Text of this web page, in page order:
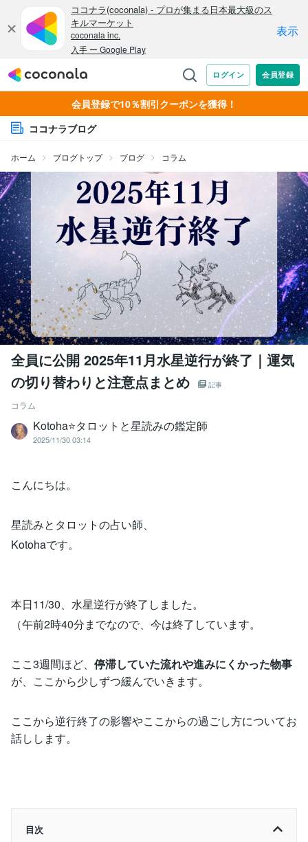
会員登録で10％割引クーポンを獲得！
ココナラブログ
ホーム ブログトップ ブログ コラム
全員に公開 2025年11月水星逆行が終了｜運気
の切り替わりと注意点まとめ
記事
コラム
Kotoha⭐タロットと星読みの鑑定師
2025/11/30 03:14
こんにちは。
星読みとタロットの占い師、
Kotohaです。
本日11/30、水星逆行が終了しました。
（午前2時40分までなので、今は終了しています。
ここ3週間ほど、 停滞していた流れや進みにくかった物事
が、ここから少しずつ緩んでいきます。
ここから逆行終了の影響やここからの過ごし方についてお
話しします。
目次